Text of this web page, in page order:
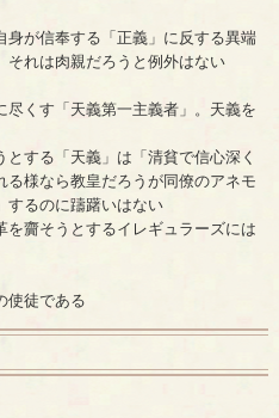
身が信奉する「正義」に反する異端
それは肉親だろうと例外はない
くす「天義第一主義者」。天義を
する「天義」は「清貧で信心深く
様なら教皇だろうが同僚のアネモ
するのに躊躇いはない
齎そうとするイレギュラーズには
使徒である